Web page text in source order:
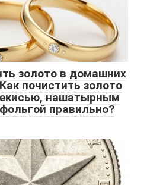
золото в домашних
почистить золото
нашатырным
правильно?